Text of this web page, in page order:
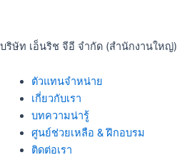
บริษัท เอ็นริช จีอี จำกัด (สำนักงานใหญ่)
ตัวแทนจำหน่าย
เกี่ยวกับเรา
บทความน่ารู้
ศูนย์ช่วยเหลือ & ฝึกอบรม
ติดต่อเรา